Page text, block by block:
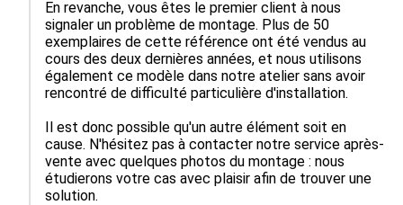
En revanche, vous êtes le premier client à nous
signaler un problème de montage. Plus de 50
exemplaires de cette référence ont été vendus au
cours des deux dernières années, et nous utilisons
également ce modèle dans notre atelier sans avoir
rencontré de difficulté particulière d'installation.
Il est donc possible qu'un autre élément soit en
cause. N'hésitez pas à contacter notre service après-
vente avec quelques photos du montage : nous
étudierons votre cas avec plaisir afin de trouver une
solution.